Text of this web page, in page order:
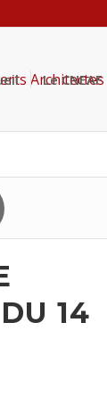
Le CNEAF
14